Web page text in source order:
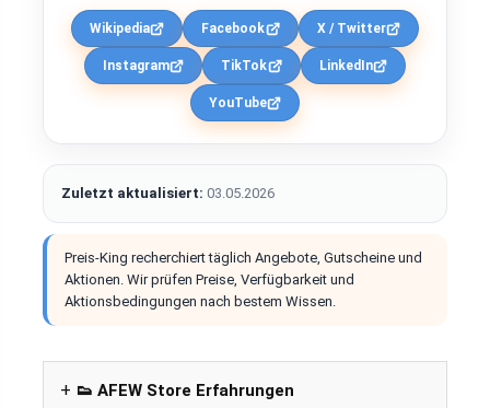
Wikipedia Facebook X / Twitter
Instagram TikTok LinkedIn
YouTube
Zuletzt aktualisiert: 03.05.2026
Preis-King recherchiert täglich Angebote, Gutscheine und
Aktionen. Wir prüfen Preise, Verfügbarkeit und
Aktionsbedingungen nach bestem Wissen.
👟 AFEW Store Erfahrungen